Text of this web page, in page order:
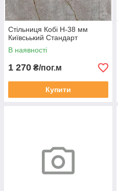
Стільниця Кобі Н-38 мм
Київсьький Стандарт
В наявності
1 270 ₴/пог.м
Купити